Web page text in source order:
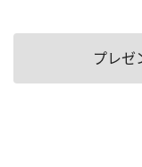
プレゼ